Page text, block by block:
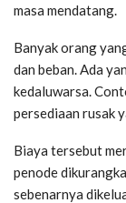
masa mendatang.
Banyak orang
dan beban. Ada
kedaluwarsa.
persediaan rusak
Biaya tersebut
penode
sebenarnya